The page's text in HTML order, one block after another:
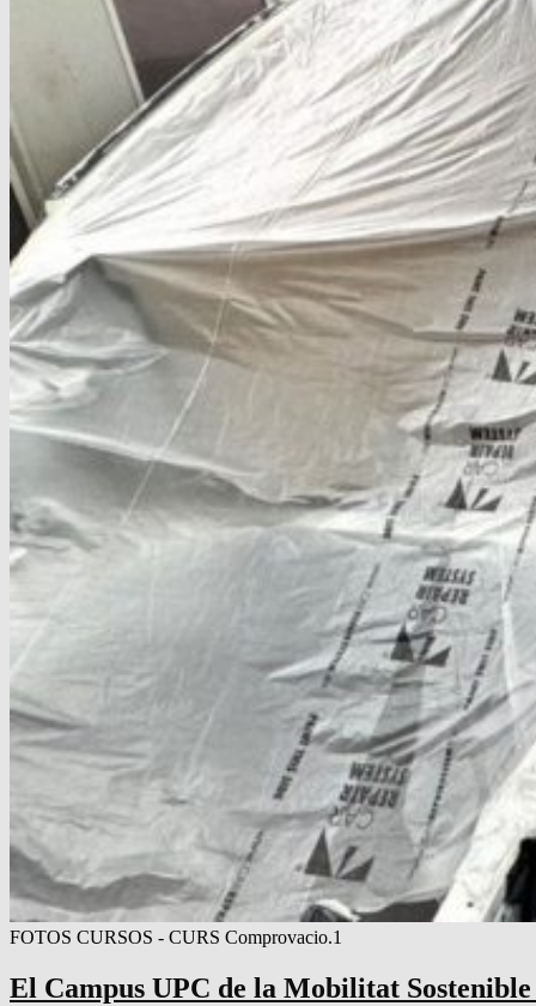
FOTOS CURSOS - CURS Comprovacio.1
El Campus UPC de la Mobilitat